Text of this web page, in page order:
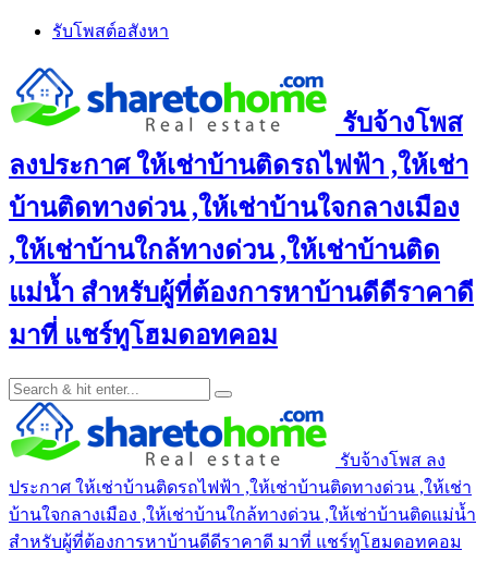
Skip
content
รับโพสต์อสังหา
รับจ้างโพส
ลงประกาศ ให้เช่าบ้านติดรถไฟฟ้า ,ให้เช่า
บ้านติดทางด่วน ,ให้เช่าบ้านใจกลางเมือง
,ให้เช่าบ้านใกล้ทางด่วน ,ให้เช่าบ้านติด
แม่น้ำ สำหรับผู้ที่ต้องการหาบ้านดีดีราคาดี
มาที่ แชร์ทูโฮมดอทคอม
รับจ้างโพส ลง
ประกาศ ให้เช่าบ้านติดรถไฟฟ้า ,ให้เช่าบ้านติดทางด่วน ,ให้เช่า
บ้านใจกลางเมือง ,ให้เช่าบ้านใกล้ทางด่วน ,ให้เช่าบ้านติดแม่น้ำ
สำหรับผู้ที่ต้องการหาบ้านดีดีราคาดี มาที่ แชร์ทูโฮมดอทคอม